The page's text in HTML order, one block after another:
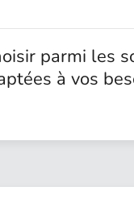
parmi les
à vos